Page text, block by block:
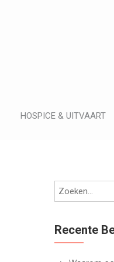
HOSPICE & UITVAART
Recente